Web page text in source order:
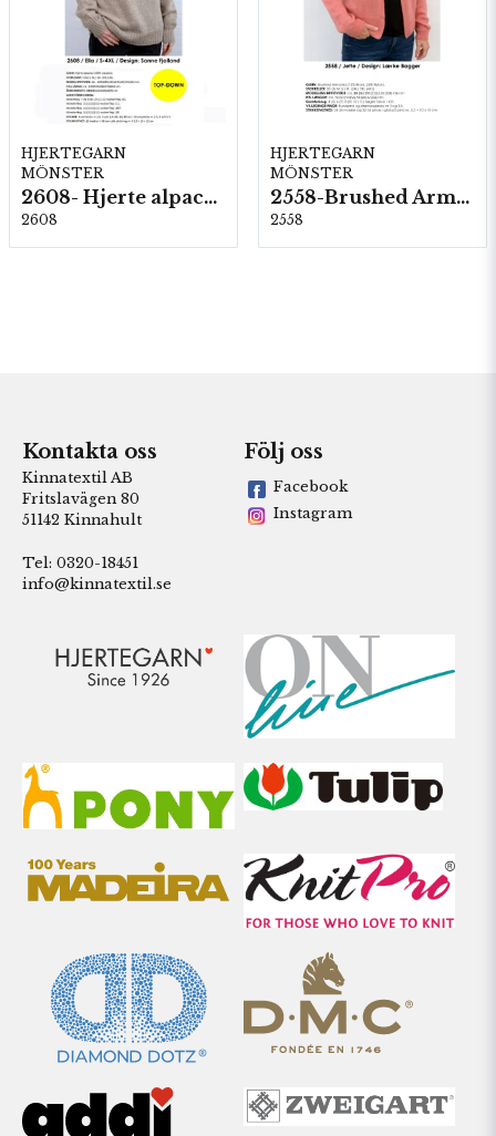
HJERTEGARN
MÖNSTER
2608- Hjerte alpacka
2608
HJERTEGARN
MÖNSTER
2558-Brushed Armonia
2558
Kontakta oss
Kinnatextil AB
Fritslavägen 80
51142 Kinnahult
Tel: 0320-18451
info@kinnatextil.se
Följ oss
Facebook
Instagram